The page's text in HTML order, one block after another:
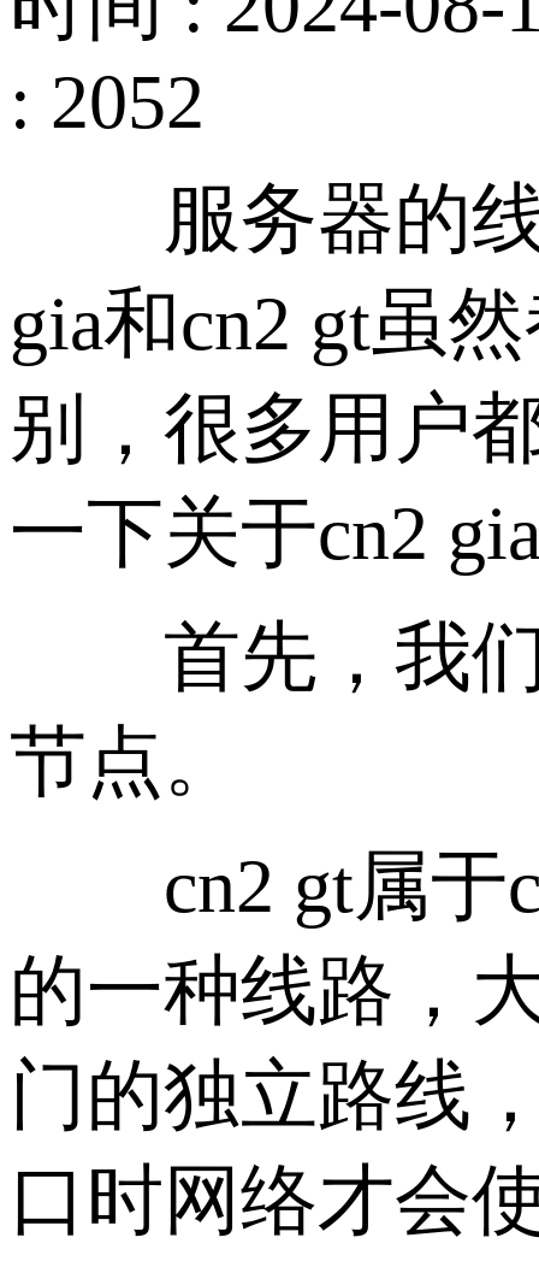
: 2052
服务器的线
gia和cn2 gt虽
别，很多用户
一下关于cn2
首先，我们
节点。
cn2 gt属于
的一种线路，
门的独立路线
口时网络才会